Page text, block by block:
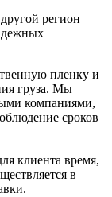
регион
пленку и
груза. Мы
компаниями,
сроков
клиента время,
в